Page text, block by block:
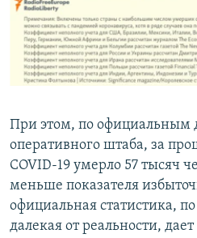
При этом, по официальным
оперативного штаба, за
COVID-19 умерло 57 тысяч
меньше показателя
официальная статистика,
далекая от реальности,